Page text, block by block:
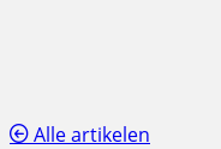
Alle artikelen